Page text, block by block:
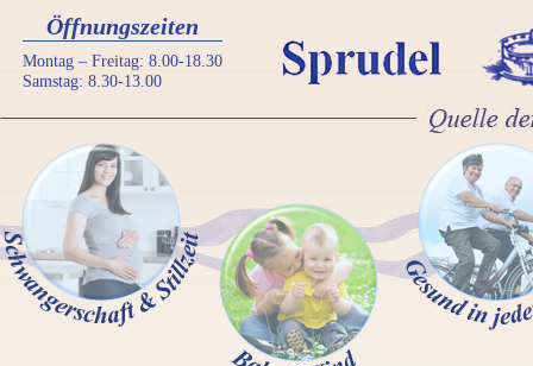
Öffnungszeiten
Montag – Freitag: 8.00-18.30
Samstag: 8.30-13.00